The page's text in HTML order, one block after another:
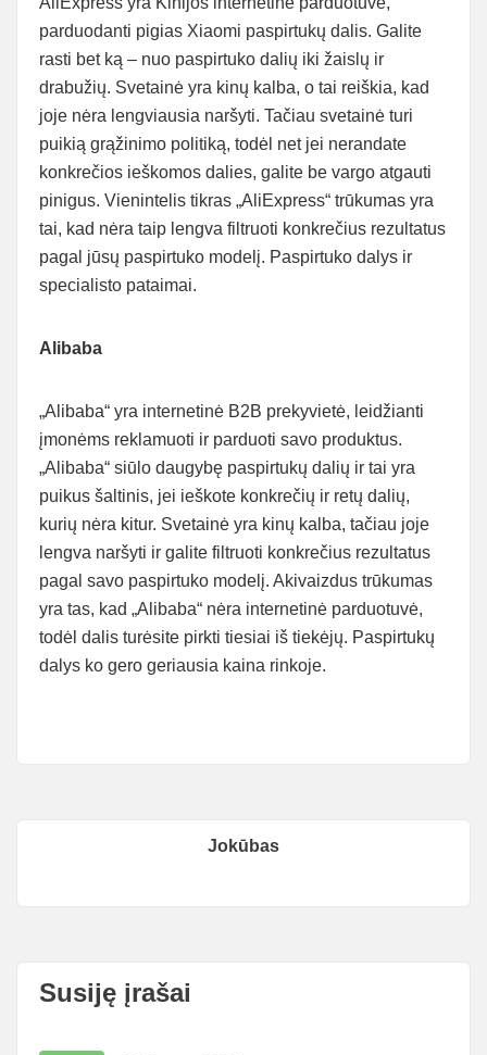
parduodanti pigias Xiaomi paspirtukų dalis. Galite
rasti bet ką – nuo ​​paspirtuko dalių iki žaislų ir
drabužių. Svetainė yra kinų kalba, o tai reiškia, kad
joje nėra lengviausia naršyti. Tačiau svetainė turi
puikią grąžinimo politiką, todėl net jei nerandate
konkrečios ieškomos dalies, galite be vargo atgauti
pinigus. Vienintelis tikras „AliExpress“ trūkumas yra
tai, kad nėra taip lengva filtruoti konkrečius rezultatus
pagal jūsų paspirtuko modelį. Paspirtuko dalys ir
specialisto pataimai.
Alibaba
„Alibaba“ yra internetinė B2B prekyvietė, leidžianti
įmonėms reklamuoti ir parduoti savo produktus.
„Alibaba“ siūlo daugybę paspirtukų dalių ir tai yra
puikus šaltinis, jei ieškote konkrečių ir retų dalių,
kurių nėra kitur. Svetainė yra kinų kalba, tačiau joje
lengva naršyti ir galite filtruoti konkrečius rezultatus
pagal savo paspirtuko modelį. Akivaizdus trūkumas
yra tas, kad „Alibaba“ nėra internetinė parduotuvė,
todėl dalis turėsite pirkti tiesiai iš tiekėjų. Paspirtukų
dalys ko gero geriausia kaina rinkoje.
Jokūbas
Susiję įrašai